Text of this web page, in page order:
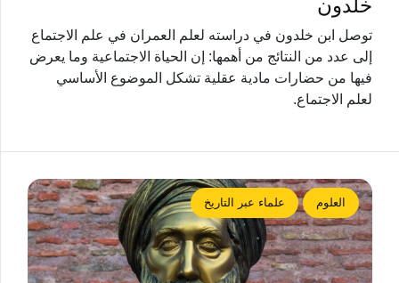
خلدون
توصل ابن خلدون في دراسته لعلم العمران في علم الاجتماع
إلى عدد من النتائج من أهمها: إن الحياة الاجتماعية وما يعرض
فيها من حضارات مادية عقلية تشكل الموضوع الأساسي
لعلم الاجتماع.
العلوم علماء عبر التاريخ